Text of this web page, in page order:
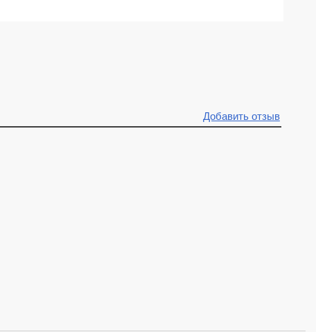
Добавить отзыв